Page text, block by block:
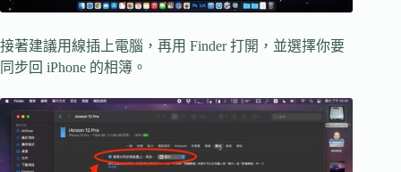
接著建議用線插上電腦，再用 Finder 打開，並選擇你要
同步回 iPhone 的相簿。